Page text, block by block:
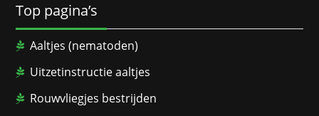
Top pagina’s
Aaltjes (nematoden)
Uitzetinstructie aaltjes
Rouwvliegjes bestrijden